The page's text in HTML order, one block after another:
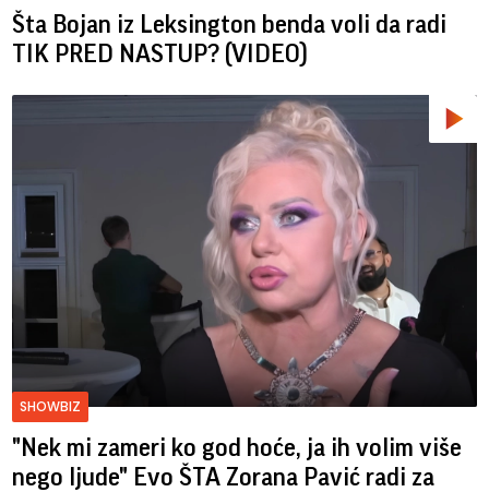
Šta Bojan iz Leksington benda voli da radi
TIK PRED NASTUP? (VIDEO)
SHOWBIZ
"Nek mi zameri ko god hoće, ja ih volim više
nego ljude" Evo ŠTA Zorana Pavić radi za